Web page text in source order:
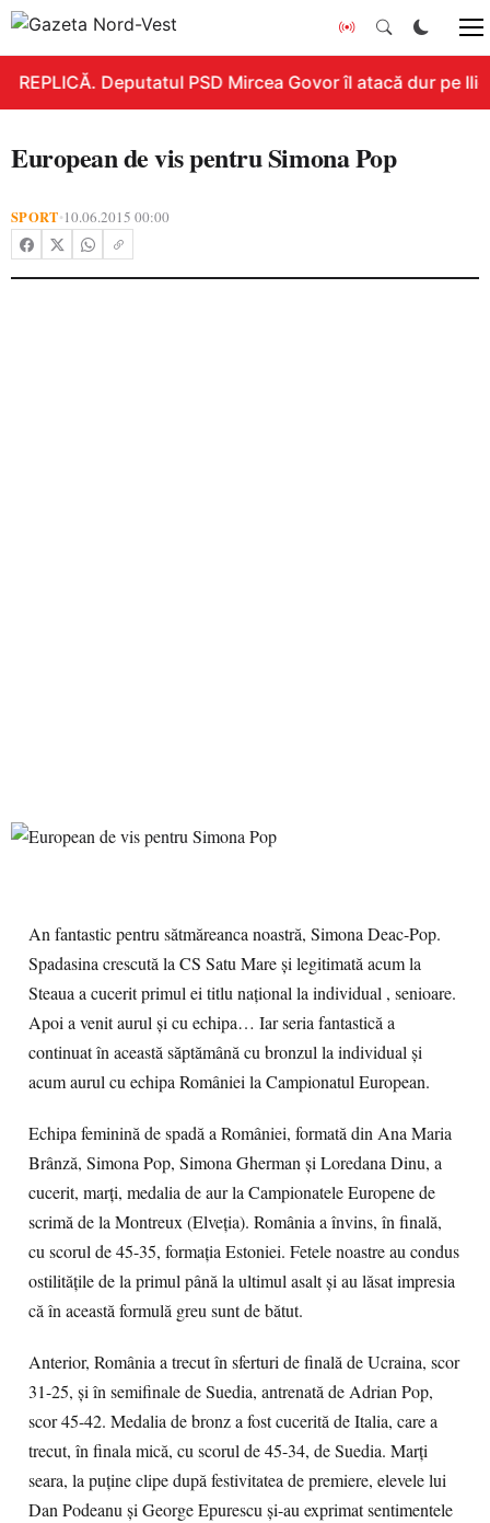
REPLICĂ. Deputatul PSD Mircea Govor îl atacă dur pe
European de vis pentru Simona Pop
SPORT•10.06.2015 00:00
An fantastic pentru sătmăreanca noastră, Simona Deac-Pop.
Spadasina crescută la CS Satu Mare și legitimată acum la
Steaua a cucerit primul ei titlu național la individual , senioare.
Apoi a venit aurul și cu echipa… Iar seria fantastică a
continuat în această săptămână cu bronzul la individual și
acum aurul cu echipa României la Campionatul European.
Echipa feminină de spadă a României, formată din Ana Maria
Brânză, Simona Pop, Simona Gherman şi Loredana Dinu, a
cucerit, marţi, medalia de aur la Campionatele Europene de
scrimă de la Montreux (Elveţia). România a învins, în finală,
cu scorul de 45-35, formaţia Estoniei. Fetele noastre au condus
ostilitățile de la primul până la ultimul asalt și au lăsat impresia
că în această formulă greu sunt de bătut.
Anterior, România a trecut în sferturi de finală de Ucraina, scor
31-25, şi în semifinale de Suedia, antrenată de Adrian Pop,
scor 45-42. Medalia de bronz a fost cucerită de Italia, care a
trecut, în finala mică, cu scorul de 45-34, de Suedia. Marți
seara, la puține clipe după festivitatea de premiere, elevele lui
Dan Podeanu și George Epurescu și-au exprimat sentimentele